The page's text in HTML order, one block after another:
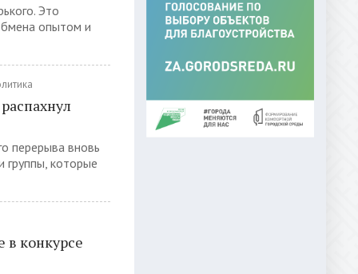
Это
опытом и
перерыва вновь
группы, которые
в конкурсе